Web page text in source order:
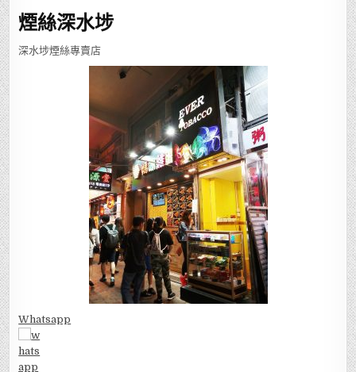
煙絲深水埗
深水埗煙絲專賣店
Whatsapp